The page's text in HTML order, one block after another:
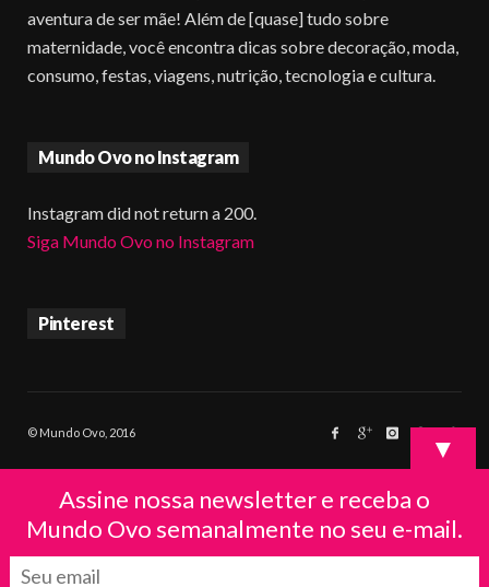
aventura de ser mãe! Além de [quase] tudo sobre
maternidade, você encontra dicas sobre decoração, moda,
consumo, festas, viagens, nutrição, tecnologia e cultura.
Mundo Ovo no Instagram
Instagram did not return a 200.
Siga Mundo Ovo no Instagram
Pinterest
© Mundo Ovo, 2016 ▼
Assine nossa newsletter e receba o
Mundo Ovo semanalmente no seu e-mail.